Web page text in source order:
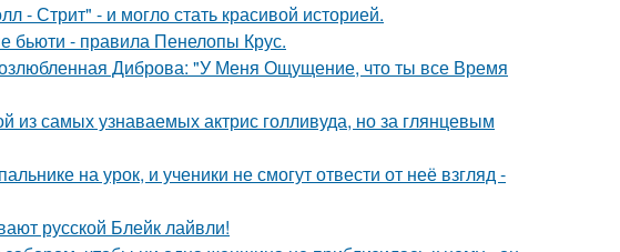
- Стрит" - и могло стать красивой историей.
бьюти - правила Пенелопы Крус.
Диброва: "У Меня Ощущение, что ты все Время
из самых узнаваемых актрис голливуда, но за глянцевым
на урок, и ученики не смогут отвести от неё взгляд -
русской Блейк лайвли!